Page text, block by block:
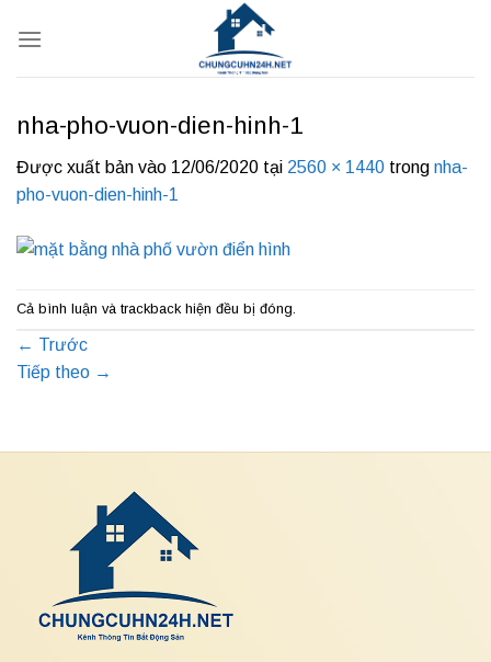
qua
nha-pho-vuon-dien-hinh-1
Được xuất bản vào 12/06/2020 tại 2560 × 1440 trong nha-
pho-vuon-dien-hinh-1
Cả bình luận và trackback hiện đều bị đóng.
← Trước
Tiếp theo →